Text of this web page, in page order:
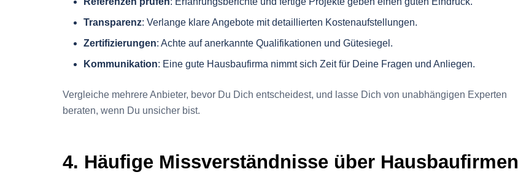
Transparenz: Verlange klare Angebote mit detaillierten Kostenaufstellungen.
Zertifizierungen: Achte auf anerkannte Qualifikationen und Gütesiegel.
Kommunikation: Eine gute Hausbaufirma nimmt sich Zeit für Deine Fragen und Anliegen.
Vergleiche mehrere Anbieter, bevor Du Dich entscheidest, und lasse Dich von unabhängigen Experten
beraten, wenn Du unsicher bist.
4. Häufige Missverständnisse über Hausbaufirmen